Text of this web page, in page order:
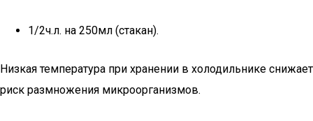
1/2ч.л. на 250мл (стакан).
Низкая температура при хранении в холодильнике снижает
риск размножения микроорганизмов.